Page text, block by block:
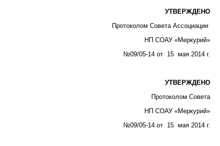
УТВЕРЖДЕНО
Протоколом Совета Ассоциации
НП СОАУ «Меркурий»
№09/05-14 от 15 мая 2014 г.
УТВЕРЖДЕНО
Протоколом Совета
НП СОАУ «Меркурий»
№09/05-14 от 15 мая 2014 г.